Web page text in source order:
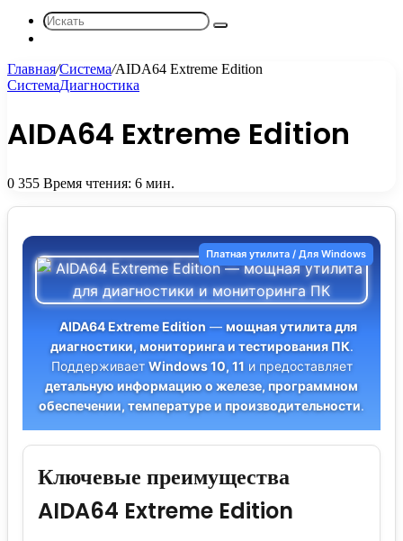
Искать
Главная/Система/AIDA64 Extreme Edition
СистемаДиагностика
AIDA64 Extreme Edition
0 355 Время чтения: 6 мин.
AIDA64 Extreme Edition — мощная утилита для
диагностики, мониторинга и тестирования ПК.
Поддерживает Windows 10, 11и предоставляет
детальную информацию о железе, программном
обеспечении, температуре и производительности.
Платная утилита / Для Windows
Ключевые преимущества
AIDA64 Extreme Edition